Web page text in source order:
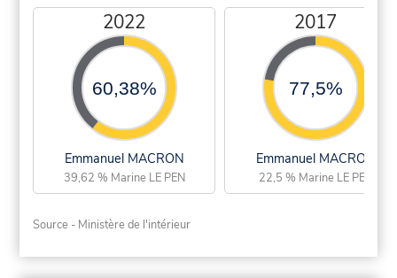
2022
60,38%
Emmanuel MACRON
39,62 % Marine LE PEN
2017
77,5%
Emmanuel MACRON
22,5 % Marine LE PEN
Source - Ministère de l'intérieur